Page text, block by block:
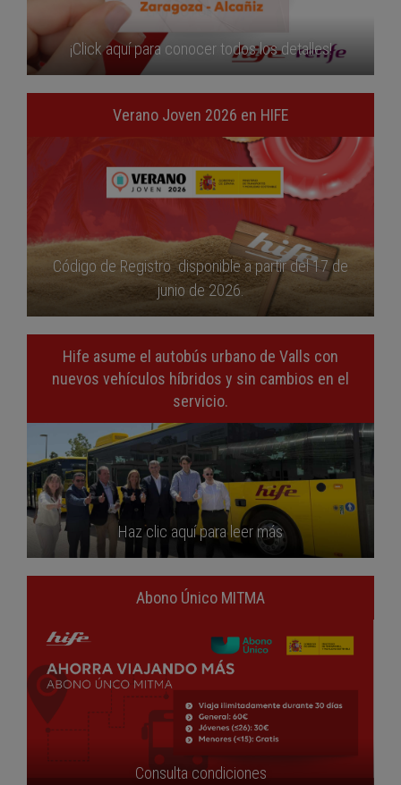
¡Click aquí para conocer todos los detalles!
Verano Joven 2026 en HIFE
Código de Registro disponible a partir del 17 de
junio de 2026.
Hife asume el autobús urbano de Valls con
nuevos vehículos híbridos y sin cambios en el
servicio.
Haz clic aquí para leer más
Abono Único MITMA
Consulta condiciones